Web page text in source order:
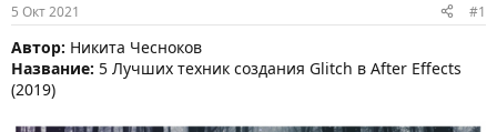
м
ы
а
л
а
5 Окт 2021 #1
Автор: Никита Чесноков
Название: 5 Лучших техник создания Glitch в After Effects
(2019)